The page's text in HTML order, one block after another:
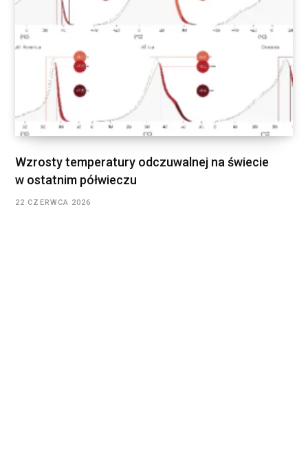
Wzrosty temperatury odczuwalnej na świecie
w ostatnim półwieczu
22 CZERWCA 2026